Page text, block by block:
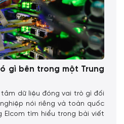
gì bên trong một Trung
dữ liệu đóng vai trò gì đối
nói riêng và toàn quốc
Elcom tìm hiểu trong bài viết